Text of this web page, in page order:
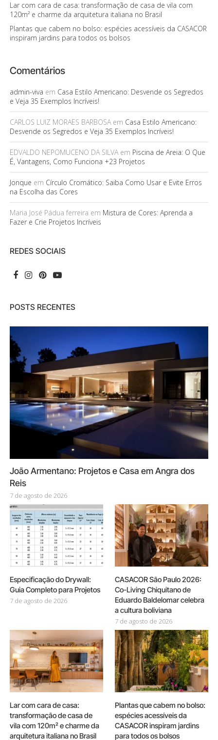
Lar com cara de casa: transformação de casa de vila com
120m² e charme da arquitetura italiana no Brasil
Plantas que cabem no bolso: espécies acessíveis da CASACOR
inspiram jardins para todos os bolsos
Comentários
admin-viva em Casa Estilo Americano: Desvende os Segredos
e Veja 35 Exemplos Incríveis!
CARLOS LUIZ MORAES BARBOSAem Casa Estilo Americano:
Desvende os Segredos e Veja 35 Exemplos Incríveis!
EDVALDO NEPOMUCENO DA SILVAem Piscina de Areia: O Que
É, Vantagens, Como Funciona +23 Projetos
Jonque em Círculo Cromático: Saiba Como Usar e Evite Erros
na Escolha das Cores
Maria José Pádua ferreira em Mistura de Cores: Aprenda a
Fazer e Crie Projetos Incríveis
REDES SOCIAIS
POSTS RECENTES
João Armentano: Projetos e Casa em Angra dos
Reis
7 de agosto de 2026
Especificação do Drywall:
Guia Completo para Projetos
7 de agosto de 2026
CASACOR São Paulo 2026:
Co-Living Chiquitano de
Eduardo Baldelomar celebra
a cultura boliviana
7 de agosto de 2026
Lar com cara de casa:
transformação de casa de
vila com 120m² e charme da
arquitetura italiana no Brasil
Plantas que cabem no bolso:
espécies acessíveis da
CASACOR inspiram jardins
para todos os bolsos